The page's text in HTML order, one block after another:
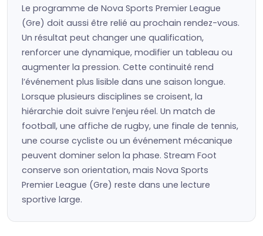
Le programme de Nova Sports Premier League
(Gre) doit aussi être relié au prochain rendez-vous.
Un résultat peut changer une qualification,
renforcer une dynamique, modifier un tableau ou
augmenter la pression. Cette continuité rend
l’événement plus lisible dans une saison longue.
Lorsque plusieurs disciplines se croisent, la
hiérarchie doit suivre l’enjeu réel. Un match de
football, une affiche de rugby, une finale de tennis,
une course cycliste ou un événement mécanique
peuvent dominer selon la phase. Stream Foot
conserve son orientation, mais Nova Sports
Premier League (Gre) reste dans une lecture
sportive large.